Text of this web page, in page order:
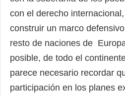
con el derecho
construir un marco
resto de naciones de
posible, de todo el
parece necesario recordar
participación en los planes